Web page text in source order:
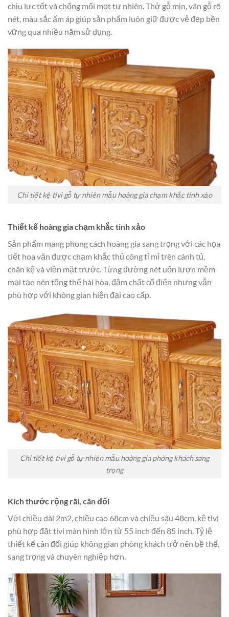
chịu lực tốt và chống mối mọt tự nhiên. Thớ gỗ mịn, vân gỗ rõ
nét, màu sắc ấm áp giúp sản phẩm luôn giữ được vẻ đẹp bền
vững qua nhiều năm sử dụng.
Chi tiết kệ tivi gỗ tự nhiên mẫu hoàng gia chạm khắc tinh xảo
Thiết kế hoàng gia chạm khắc tinh xảo
Sản phẩm mang phong cách hoàng gia sang trọng với các họa
tiết hoa văn được chạm khắc thủ công tỉ mỉ trên cánh tủ,
chân kệ và viền mặt trước. Từng đường nét uốn lượn mềm
mại tạo nên tổng thể hài hòa, đậm chất cổ điển nhưng vẫn
phù hợp với không gian hiện đại cao cấp.
Chi tiết kệ tivi gỗ tự nhiên mẫu hoàng gia phòng khách sang
trọng
Kích thước rộng rãi, cân đối
Với chiều dài 2m2, chiều cao 68cm và chiều sâu 48cm, kệ tivi
phù hợp đặt tivi màn hình lớn từ 55 inch đến 85 inch. Tỷ lệ
thiết kế cân đối giúp không gian phòng khách trở nên bề thế,
sang trọng và chuyên nghiệp hơn.